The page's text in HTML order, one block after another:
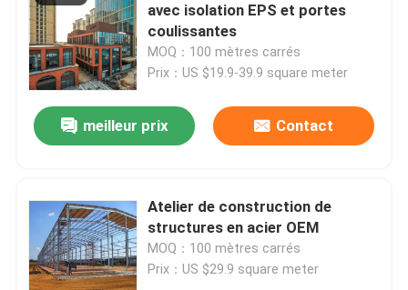
avec isolation EPS et portes
coulissantes
MOQ：100 mètres carrés
Prix：US $19.9-39.9 square meter
meilleur prix Contact
Atelier de construction de
structures en acier OEM
MOQ：100 mètres carrés
Prix：US $29.9 square meter